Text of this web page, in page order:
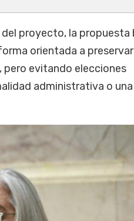
proyecto, la propuesta
orientada a
evitando elecciones
administrativa o una